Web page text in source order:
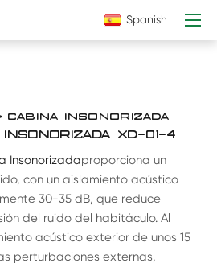
Spanish
CABINA INSONORIZADA
INSONORIZADA XD-01-4
Insonorizadaproporciona un
con un aislamiento acústico
30-35 dB, que reduce
del ruido del habitáculo. Al
acústico exterior de unos 15
perturbaciones externas,